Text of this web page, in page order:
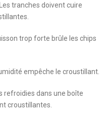
tranches doivent cuire
trop forte brûle les chips
empêche le croustillant.
refroidies dans une boîte
croustillantes.